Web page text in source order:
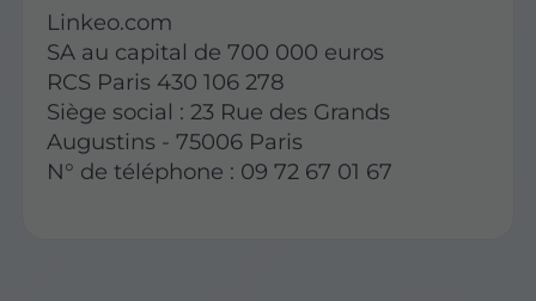
Linkeo.com
SA au capital de 700 000 euros
RCS Paris 430 106 278
Siège social : 23 Rue des Grands
Augustins - 75006 Paris
N° de téléphone : 09 72 67 01 67